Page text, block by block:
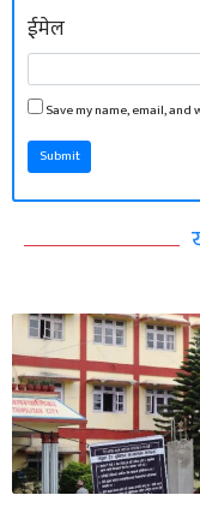
ईमेल
Save my name, email,
Submit